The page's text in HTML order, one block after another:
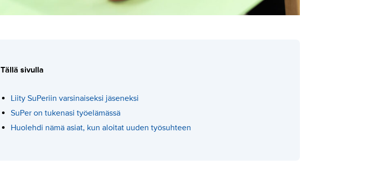
Tällä sivulla
Liity SuPeriin varsinaiseksi jäseneksi
SuPer on tukenasi työelämässä
Huolehdi nämä asiat, kun aloitat uuden työsuhteen